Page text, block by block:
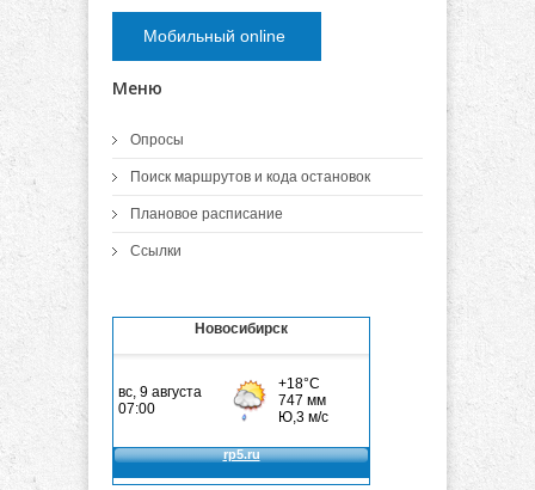
Мобильный online
Меню
Опросы
Поиск маршрутов и кода остановок
Плановое расписание
Ссылки
Новосибирск